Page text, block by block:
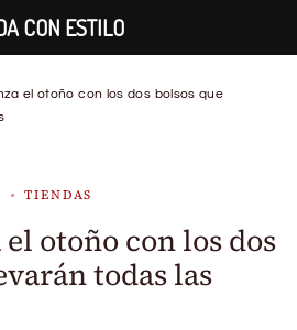
el otoño con los dos bolsos que
TIENDAS
el otoño con los dos
todas las
CON ESTILO